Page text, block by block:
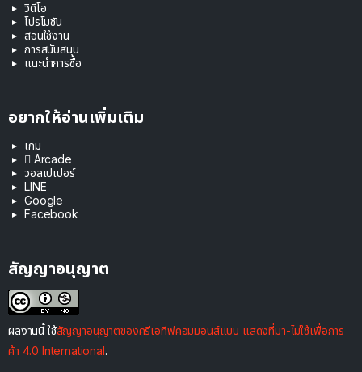
วิดีโอ
โปรโมชัน
สอนใช้งาน
การสนับสนุน
แนะนำการซื้อ
อยากให้อ่านเพิ่มเติม
เกม
 Arcade
วอลเปเปอร์
LINE
Google
Facebook
สัญญาอนุญาต
ผลงานนี้ ใช้สัญญาอนุญาตของครีเอทีฟคอมมอนส์แบบ แสดงที่มา-ไม่ใช้เพื่อการ
ค้า 4.0 International.